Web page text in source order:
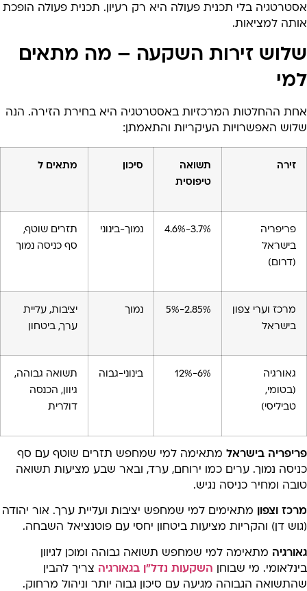
בלי תכנית פעולה היא רק רעיון. תכנית פעולה הופכת
למציאות.
זירות השקעה – מה מתאים
ההחלטות המרכזיות באסטרטגיה היא בחירת הזירה. הנה
האפשרויות העיקריות והתאמתן:
זירה
תשואה
טיפוסית
סיכון מתאים ל
פריפריה
בישראל
(דרום)
3.7%-4.6% נמוך-בינוני
תזרים שוטף,
סף כניסה נמוך
מרכז וערי צפון
בישראל
2.85%-5% נמוך
יציבות, עליית
ערך, ביטחון
גאורגיה
(בטומי,
טביליסי)
6%-12% בינוני-גבוה
תשואה גבוהה,
גיוון, הכנסה
דולרית
בישראלמתאימה למי שמחפש תזרים שוטף עם סף
נמוך. ערים כמו ירוחם, ערד, ובאר שבע מציעות תשואה
ומחיר כניסה נגיש.
וצפון מתאימים למי שמחפש יציבות ועליית ערך. אור יהודה
דן) והקריות מציעות ביטחון יחסי עם פוטנציאל השבחה.
מתאימה למי שמחפש תשואה גבוהה ומוכן לגיוון
מי שבוחן השקעות נדל”ן בגאורגיהצריך להבין
הגבוהה מגיעה עם סיכון גבוה יותר וניהול מרחוק.